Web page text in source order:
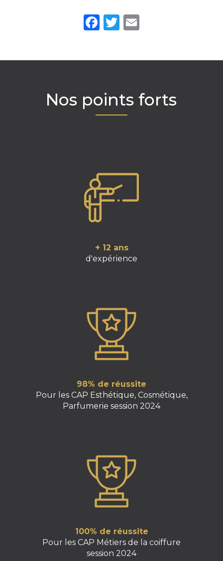
Facebook
Twitter
Nos points forts
+ 12 ans
d'expérience
98% de réussite
Pour les CAP Esthétique, Cosmétique,
Parfumerie session 2024
100% de réussite
Pour les CAP Métiers de la coiffure
session 2024